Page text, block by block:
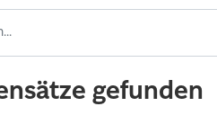
gefunden